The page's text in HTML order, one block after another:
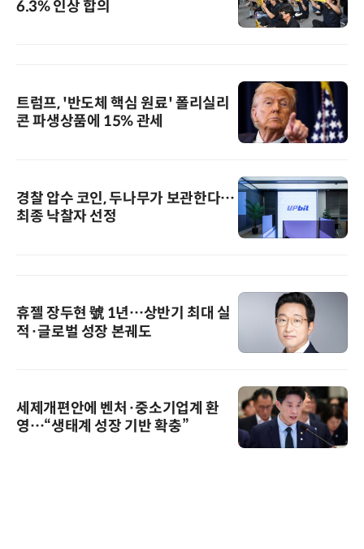
6.3% 인상 합의
트럼프, '반도체 핵심 원료' 폴리실리
콘 파생상품에 15% 관세
경찰 압수 코인, 두나무가 보관한다…
최종 낙찰자 선정
휴젤 장두현 號 1년…상반기 최대 실
적·글로벌 성장 본궤도
세제개편안에 벤처·중소기업계 환
영…“생태계 성장 기반 확충”